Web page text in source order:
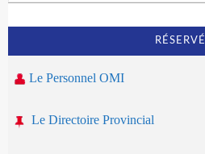
NOUS CONTACTER
RÉSERVÉ
Le Personnel OMI
Le Directoire Provincial